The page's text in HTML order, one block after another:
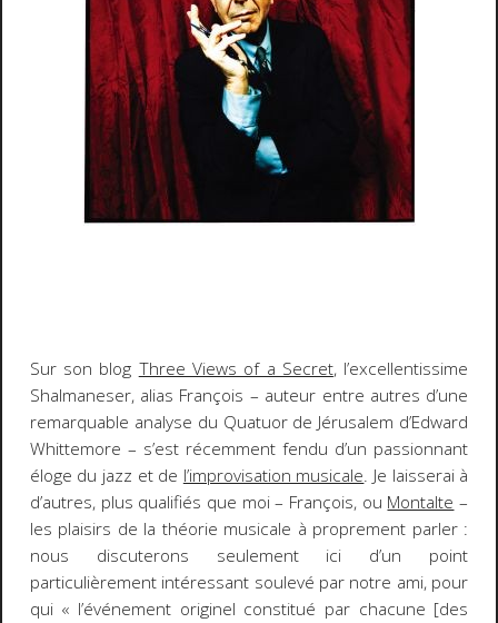
Sur son blog Three Views of a Secret, l’excellentissime
Shalmaneser, alias François – auteur entre autres d’une
remarquable analyse du Quatuor de Jérusalem d’Edward
Whittemore – s’est récemment fendu d’un passionnant
éloge du jazz et de l’improvisation musicale. Je laisserai à
d’autres, plus qualifiés que moi – François, ou Montalte –
les plaisirs de la théorie musicale à proprement parler :
nous discuterons seulement ici d’un point
particulièrement intéressant soulevé par notre ami, pour
qui « l’événement originel constitué par chacune [des